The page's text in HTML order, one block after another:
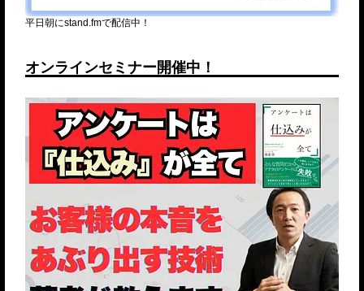
平日朝にstand.fmで配信中！
オンラインセミナー開催中！